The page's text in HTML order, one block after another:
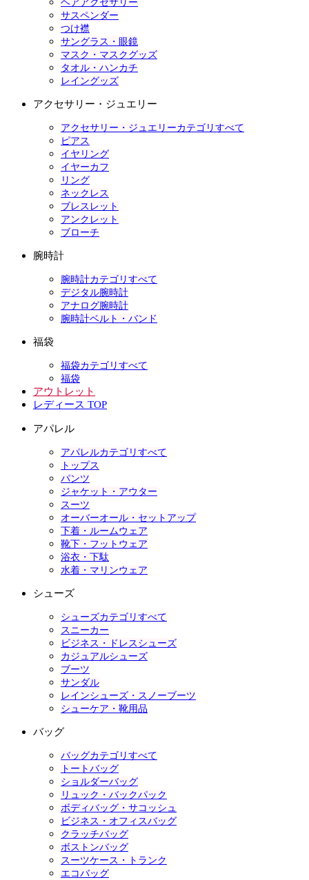
ヘアアクセサリー
サスペンダー
つけ襟
サングラス・眼鏡
マスク・マスクグッズ
タオル・ハンカチ
レイングッズ
アクセサリー・ジュエリー
アクセサリー・ジュエリーカテゴリすべて
ピアス
イヤリング
イヤーカフ
リング
ネックレス
ブレスレット
アンクレット
ブローチ
腕時計
腕時計カテゴリすべて
デジタル腕時計
アナログ腕時計
腕時計ベルト・バンド
福袋
福袋カテゴリすべて
福袋
アウトレット
レディース TOP
アパレル
アパレルカテゴリすべて
トップス
パンツ
ジャケット・アウター
スーツ
オーバーオール・セットアップ
下着・ルームウェア
靴下・フットウェア
浴衣・下駄
水着・マリンウェア
シューズ
シューズカテゴリすべて
スニーカー
ビジネス・ドレスシューズ
カジュアルシューズ
ブーツ
サンダル
レインシューズ・スノーブーツ
シューケア・靴用品
バッグ
バッグカテゴリすべて
トートバッグ
ショルダーバッグ
リュック・バックパック
ボディバッグ・サコッシュ
ビジネス・オフィスバッグ
クラッチバッグ
ボストンバッグ
スーツケース・トランク
エコバッグ